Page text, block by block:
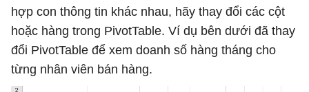
hợp con thông tin khác nhau, hãy thay đổi các cột
hoặc hàng trong PivotTable. Ví dụ bên dưới đã thay
đổi PivotTable để xem doanh số hàng tháng cho
từng nhân viên bán hàng.